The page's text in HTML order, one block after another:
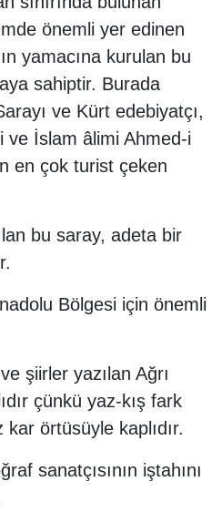
önemli yer edinen
yamacına kurulan bu
sahiptir. Burada
ve Kürt edebiyatçı,
İslam âlimi Ahmed-i
en çok turist çeken
bu saray, adeta bir
Bölgesi için önemli
şiirler yazılan Ağrı
çünkü yaz-kış fark
örtüsüyle kaplıdır.
sanatçısının iştahını